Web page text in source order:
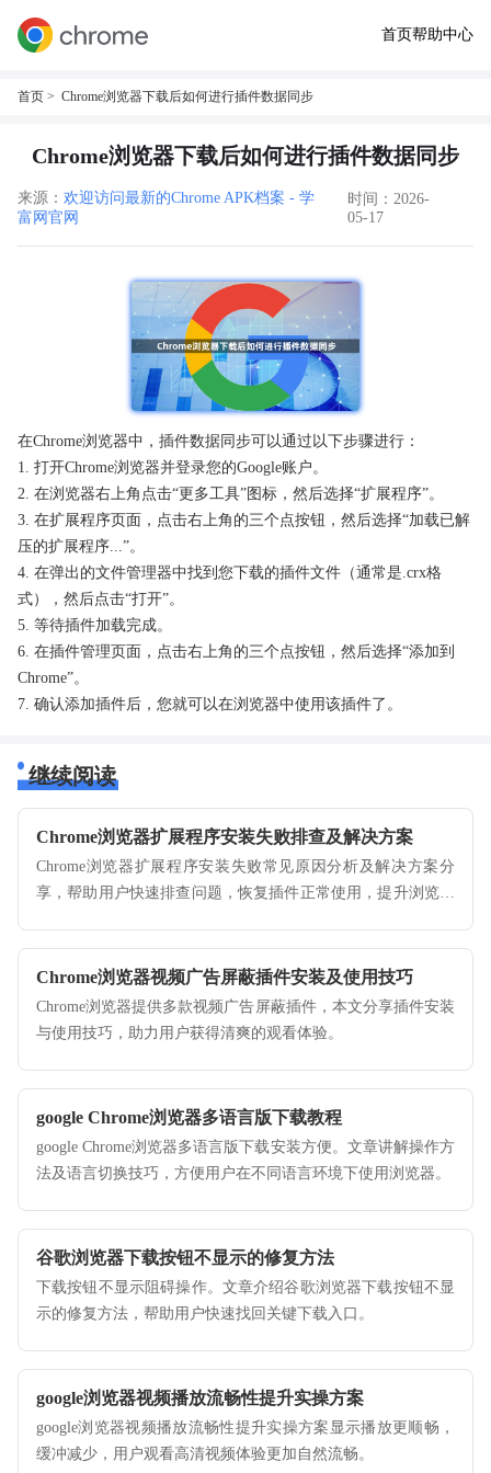
首页帮助中心
首页 > Chrome浏览器下载后如何进行插件数据同步
Chrome浏览器下载后如何进行插件数据同步
来源： 欢迎访问最新的Chrome APK档案 - 学
富网官网
时间：2026-
05-17
在Chrome浏览器中，插件数据同步可以通过以下步骤进行：
1. 打开Chrome浏览器并登录您的Google账户。
2. 在浏览器右上角点击“更多工具”图标，然后选择“扩展程序”。
3. 在扩展程序页面，点击右上角的三个点按钮，然后选择“加载已解
压的扩展程序...”。
4. 在弹出的文件管理器中找到您下载的插件文件（通常是.crx格
式），然后点击“打开”。
5. 等待插件加载完成。
6. 在插件管理页面，点击右上角的三个点按钮，然后选择“添加到
Chrome”。
7. 确认添加插件后，您就可以在浏览器中使用该插件了。
继续阅读
Chrome浏览器扩展程序安装失败排查及解决方案
Chrome浏览器扩展程序安装失败常见原因分析及解决方案分
享，帮助用户快速排查问题，恢复插件正常使用，提升浏览器
Chrome浏览器视频广告屏蔽插件安装及使用技巧
Chrome浏览器提供多款视频广告屏蔽插件，本文分享插件安装
与使用技巧，助力用户获得清爽的观看体验。
google Chrome浏览器多语言版下载教程
google Chrome浏览器多语言版下载安装方便。文章讲解操作方
法及语言切换技巧，方便用户在不同语言环境下使用浏览器。
谷歌浏览器下载按钮不显示的修复方法
下载按钮不显示阻碍操作。文章介绍谷歌浏览器下载按钮不显
示的修复方法，帮助用户快速找回关键下载入口。
google浏览器视频播放流畅性提升实操方案
google浏览器视频播放流畅性提升实操方案显示播放更顺畅，
缓冲减少，用户观看高清视频体验更加自然流畅。